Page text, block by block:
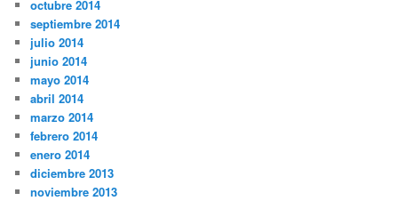
octubre 2014
septiembre 2014
julio 2014
junio 2014
mayo 2014
abril 2014
marzo 2014
febrero 2014
enero 2014
diciembre 2013
noviembre 2013